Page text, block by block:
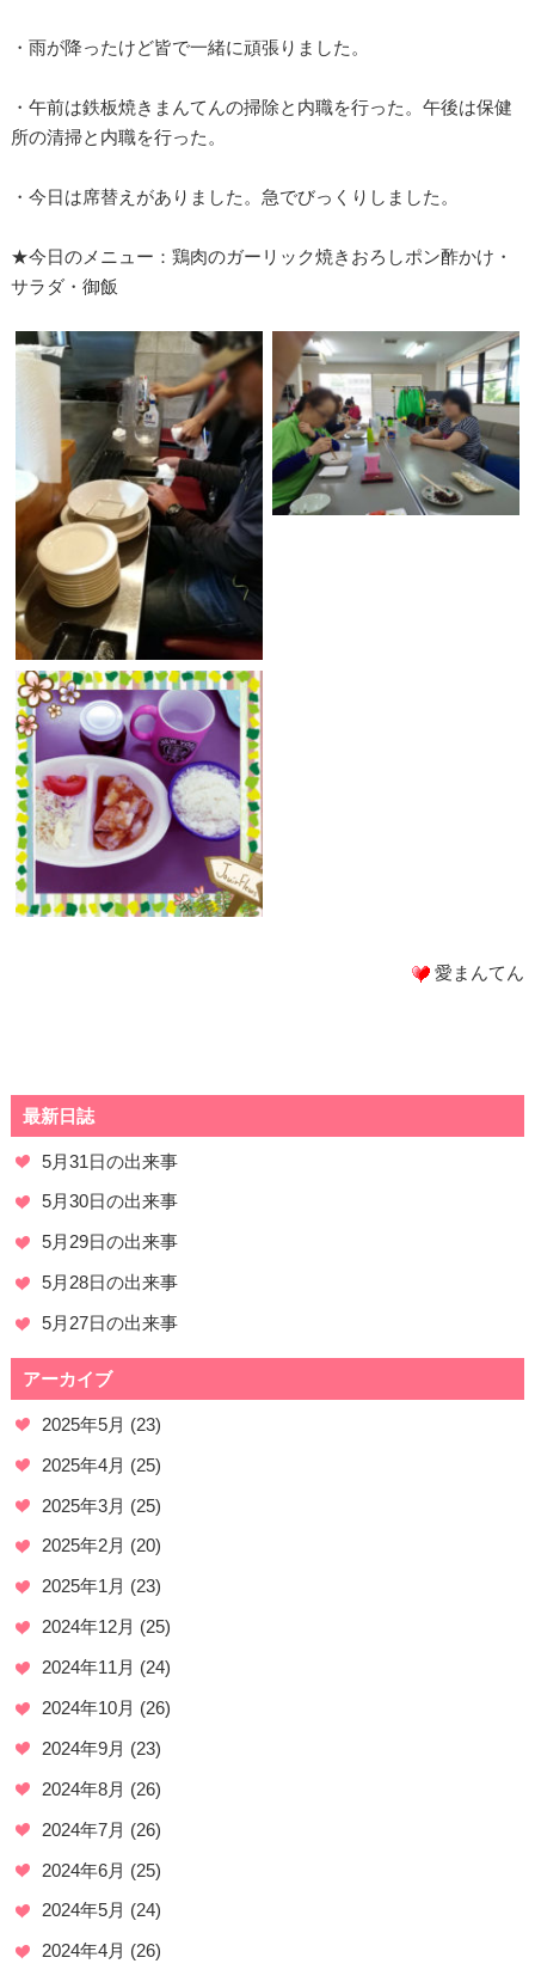
・雨が降ったけど皆で一緒に頑張りました。
・午前は鉄板焼きまんてんの掃除と内職を行った。午後は保健
所の清掃と内職を行った。
・今日は席替えがありました。急でびっくりしました。
★今日のメニュー：鶏肉のガーリック焼きおろしポン酢かけ・
サラダ・御飯
愛まんてん
最新日誌
5月31日の出来事
5月30日の出来事
5月29日の出来事
5月28日の出来事
5月27日の出来事
アーカイブ
2025年5月 (23)
2025年4月 (25)
2025年3月 (25)
2025年2月 (20)
2025年1月 (23)
2024年12月 (25)
2024年11月 (24)
2024年10月 (26)
2024年9月 (23)
2024年8月 (26)
2024年7月 (26)
2024年6月 (25)
2024年5月 (24)
2024年4月 (26)